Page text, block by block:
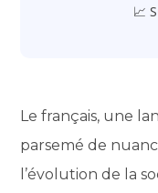
📈
Le français, une
parsemé de
l’évolution de la